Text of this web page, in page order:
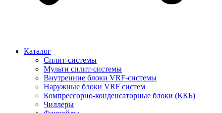
Каталог
Сплит-системы
Мульти сплит-системы
Внутренние блоки VRF-cистемы
Наружные блоки VRF cистем
Компрессорно-конденсаторные блоки (ККБ)
Чиллеры